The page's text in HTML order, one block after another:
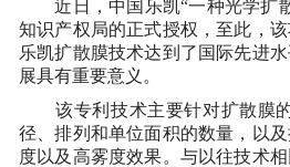
近日，中国乐凯“一种光学扩散
知识产权局的正式授权，至此，
乐凯扩散膜技术达到了国际先进
展具有重要意义。
该专利技术主要针对扩散膜的
径、排列和单位面积的数量，以
度以及高雾度效果。与以往技术